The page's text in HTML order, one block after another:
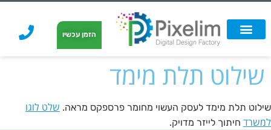
הזמן עכשיו
שילוט תלת מימד
שילוט תלת מימד לעסק העשוי מחומר פרספקס מראה. שלט לוגו
למשרד חיתוך לייזר מדויק.